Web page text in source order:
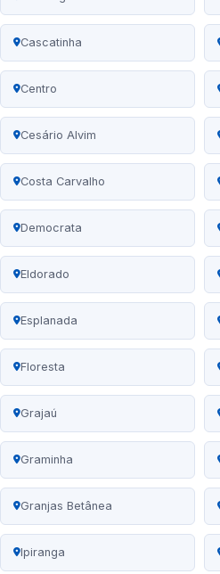
Cascatinha
Centro
Cesário Alvim
Costa Carvalho
Democrata
Eldorado
Esplanada
Floresta
Grajaú
Graminha
Granjas Betânea
Ipiranga